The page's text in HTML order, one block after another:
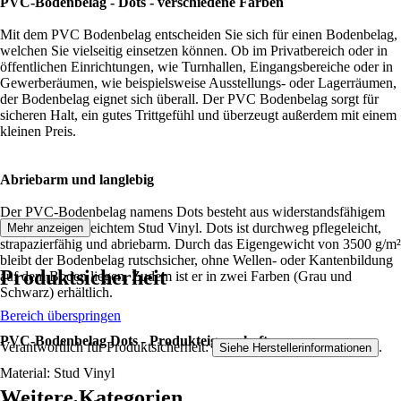
Mit dem PVC Bodenbelag entscheiden Sie sich für einen Bodenbelag,
welchen Sie vielseitig einsetzen können. Ob im Privatbereich oder in
öffentlichen Einrichtungen, wie Turnhallen, Eingangsbereiche oder in
Gewerberäumen, wie beispielsweise Ausstellungs- oder Lagerräumen,
der Bodenbelag eignet sich überall. Der PVC Bodenbelag sorgt für
sicheren Halt, ein gutes Trittgefühl und überzeugt außerdem mit einem
kleinen Preis.
Abriebarm und langlebig
Der PVC-Bodenbelag namens Dots besteht aus widerstandsfähigem
und sehr pflegeleichtem Stud Vinyl. Dots ist durchweg pflegeleicht,
strapazierfähig und abriebarm. Durch das Eigengewicht von 3500 g/m²
bleibt der Bodenbelag rutschsicher, ohne Wellen- oder Kantenbildung
auf dem Boden liegen. Zudem ist er in zwei Farben (Grau und
Schwarz) erhältlich.
PVC-Bodenbelag Dots - Produkteigenschaften:
Material: Stud Vinyl
Mehr anzeigen
Produktsicherheit
Bereich überspringen
Verantwortlich für Produktsicherheit: Siehe Herstellerinformationen .